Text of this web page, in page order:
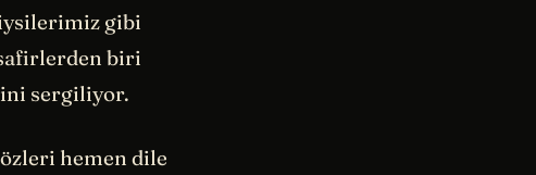
gibi
biri
sergiliyor.
hemen dile